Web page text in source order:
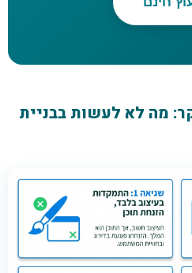
מה לא לעשות בבניית